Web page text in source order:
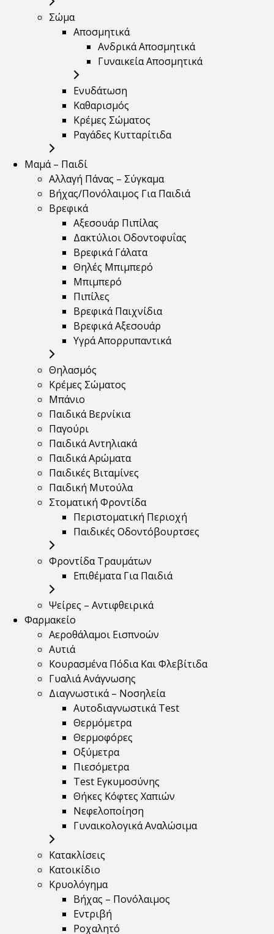
Σώμα
Αποσμητικά
Ανδρικά Αποσμητικά
Γυναικεία Αποσμητικά
Ενυδάτωση
Καθαρισμός
Κρέμες Σώματος
Ραγάδες Κυτταρίτιδα
Μαμά – Παιδί
Αλλαγή Πάνας – Σύγκαμα
Βήχας/Πονόλαιμος Για Παιδιά
Βρεφικά
Αξεσουάρ Πιπίλας
Δακτύλιοι Οδοντοφυΐας
Βρεφικά Γάλατα
Θηλές Μπιμπερό
Μπιμπερό
Πιπίλες
Βρεφικά Παιχνίδια
Βρεφικά Αξεσουάρ
Υγρά Απορρυπαντικά
Θηλασμός
Κρέμες Σώματος
Μπάνιο
Παιδικά Βερνίκια
Παγούρι
Παιδικά Αντηλιακά
Παιδικά Αρώματα
Παιδικές Βιταμίνες
Παιδική Μυτούλα
Στοματική Φροντίδα
Περιστοματική Περιοχή
Παιδικές Οδοντόβουρτσες
Φροντίδα Τραυμάτων
Επιθέματα Για Παιδιά
Ψείρες – Αντιφθειρικά
Φαρμακείο
Αεροθάλαμοι Εισπνοών
Αυτιά
Κουρασμένα Πόδια Και Φλεβίτιδα
Γυαλιά Ανάγνωσης
Διαγνωστικά – Νοσηλεία
Αυτοδιαγνωστικά Test
Θερμόμετρα
Θερμοφόρες
Οξύμετρα
Πιεσόμετρα
Test Εγκυμοσύνης
Θήκες Κόφτες Χαπιών
Νεφελοποίηση
Γυναικολογικά Αναλώσιμα
Κατακλίσεις
Κατοικίδιο
Κρυολόγημα
Βήχας – Πονόλαιμος
Εντριβή
Ροχαλητό